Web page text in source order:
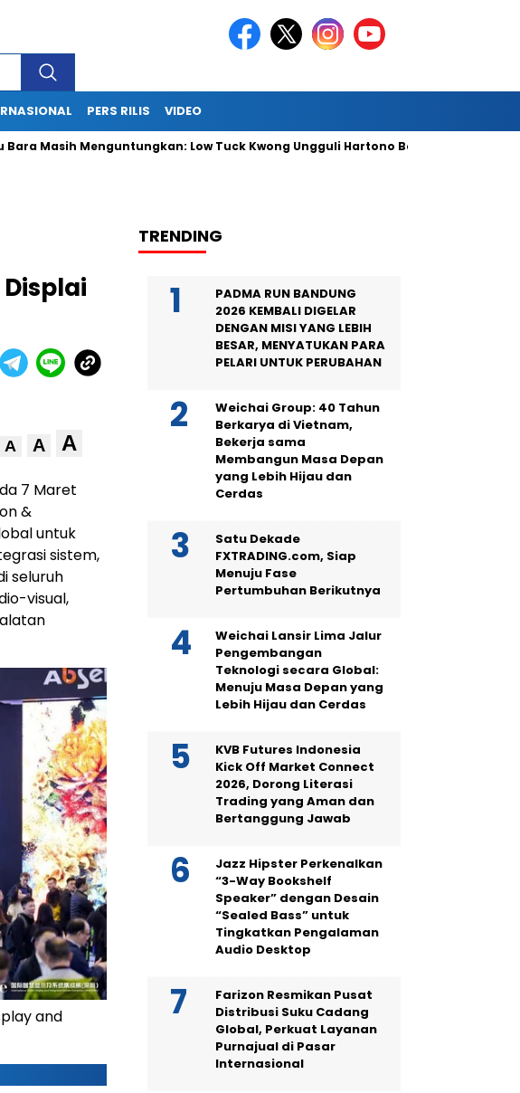
PERS RILIS VIDEO
Menguntungkan: Low Tuck Kwong Ungguli Hartono Bersaudara
A A A
7 Maret
&
untuk
sistem,
seluruh
visual,
and
TRENDING
PADMA RUN BANDUNG
2026 KEMBALI DIGELAR
DENGAN MISI YANG LEBIH
BESAR, MENYATUKAN PARA
PELARI UNTUK PERUBAHAN
Weichai Group: 40 Tahun
Berkarya di Vietnam,
Bekerja sama
Membangun Masa Depan
yang Lebih Hijau dan
Cerdas
Satu Dekade
FXTRADING.com, Siap
Menuju Fase
Pertumbuhan Berikutnya
Weichai Lansir Lima Jalur
Pengembangan
Teknologi secara Global:
Menuju Masa Depan yang
Lebih Hijau dan Cerdas
KVB Futures Indonesia
Kick Off Market Connect
2026, Dorong Literasi
Trading yang Aman dan
Bertanggung Jawab
Jazz Hipster Perkenalkan
“3-Way Bookshelf
Speaker” dengan Desain
“Sealed Bass” untuk
Tingkatkan Pengalaman
Audio Desktop
Farizon Resmikan Pusat
Distribusi Suku Cadang
Global, Perkuat Layanan
Purnajual di Pasar
Internasional